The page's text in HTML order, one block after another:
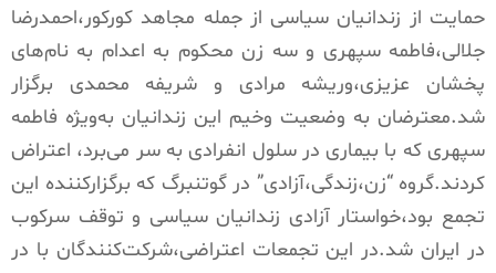
حمایت از زندانیان سیاسی از جمله مجاهد کورکور،احمدرضا
جلالی،فاطمه سپهری و سه زن محکوم به اعدام به نام‌های
پخشان عزیزی،وریشه مرادی و شریفه محمدی برگزار
شد.معترضان به وضعیت وخیم این زندانیان به‌ویژه فاطمه
سپهری که با بیماری در سلول انفرادی به سر می‌برد، اعتراض
کردند.گروه “زن،زندگی،آزادی” در گوتنبرگ که برگزارکننده این
تجمع بود،خواستار آزادی زندانیان سیاسی و توقف سرکوب
در ایران شد.در این تجمعات اعتراضی،شرکت‌کنندگان با در